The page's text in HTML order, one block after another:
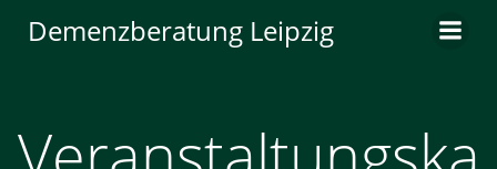
Inhalt
Demenzberatung Leipzig